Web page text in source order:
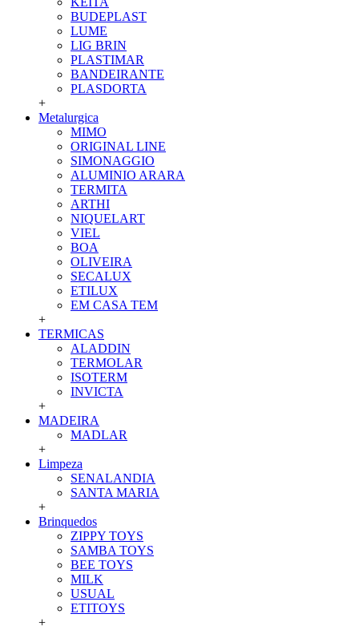
BUDEPLAST
LUME
LIG BRIN
PLASTIMAR
BANDEIRANTE
PLASDORTA
+
Metalurgica
MIMO
ORIGINAL LINE
SIMONAGGIO
ALUMINIO ARARA
TERMITA
ARTHI
NIQUELART
VIEL
BOA
OLIVEIRA
SECALUX
ETILUX
EM CASA TEM
+
TERMICAS
ALADDIN
TERMOLAR
ISOTERM
INVICTA
+
MADEIRA
MADLAR
+
Limpeza
SENALANDIA
SANTA MARIA
+
Brinquedos
ZIPPY TOYS
SAMBA TOYS
BEE TOYS
MILK
USUAL
ETITOYS
+